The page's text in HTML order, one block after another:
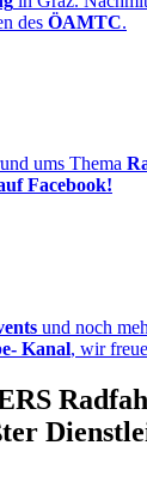
des ÖAMTC.
ums Thema
Facebook!
und noch
Kanal, wir